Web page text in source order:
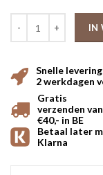
IN
Snelle
2 werkdagen
Gratis
verzenden
€40,- in BE
Betaal later
Klarna